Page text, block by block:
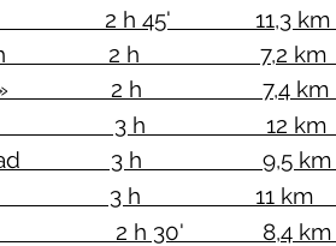
2 h 45' 11,3
2 h 7,2
Welt» 2 h 7,4
3 h 11
2 h 30' 8,4
3 h 12 km
3 h 9,5